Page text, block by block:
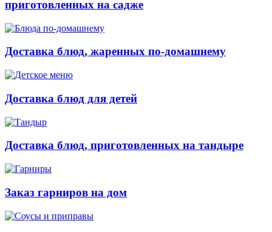
приготовленных на садже
Доставка блюд, жаренных по-домашнему
Доставка блюд для детей
Доставка блюд, приготовленных на тандыре
Заказ гарниров на дом